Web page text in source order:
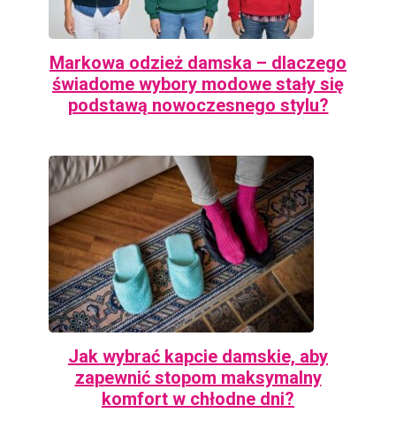
Markowa odzież damska – dlaczego
świadome wybory modowe stały się
podstawą nowoczesnego stylu?
Jak wybrać kapcie damskie, aby
zapewnić stopom maksymalny
komfort w chłodne dni?